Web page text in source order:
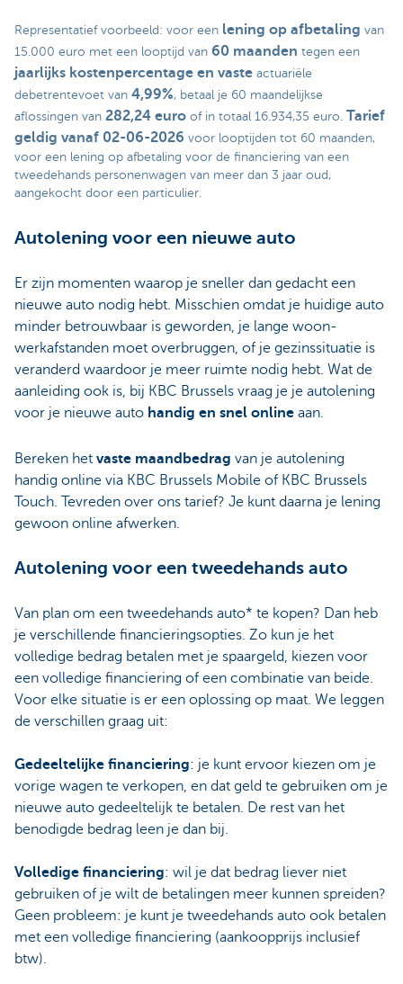
Representatief voorbeeld: voor een lening op afbetaling van
15.000 euro met een looptijd van 60 maanden tegen een
jaarlijks kostenpercentage en vaste actuariële
debetrentevoet van 4,99%, betaal je 60 maandelijkse
aflossingen van 282,24 euro of in totaal 16.934,35 euro. Tarief
geldig vanaf 02-06-2026 voor looptijden tot 60 maanden,
voor een lening op afbetaling voor de financiering van een
tweedehands personenwagen van meer dan 3 jaar oud,
aangekocht door een particulier.
Autolening voor een nieuwe auto
Er zijn momenten waarop je sneller dan gedacht een
nieuwe auto nodig hebt. Misschien omdat je huidige auto
minder betrouwbaar is geworden, je lange woon-
werkafstanden moet overbruggen, of je gezinssituatie is
veranderd waardoor je meer ruimte nodig hebt. Wat de
aanleiding ook is, bij KBC Brussels vraag je je autolening
voor je nieuwe auto handig en snel online aan.
Bereken het vaste maandbedrag van je autolening
handig online via KBC Brussels Mobile of KBC Brussels
Touch. Tevreden over ons tarief? Je kunt daarna je lening
gewoon online afwerken.
Autolening voor een tweedehands auto
Van plan om een tweedehands auto* te kopen? Dan heb
je verschillende financieringsopties. Zo kun je het
volledige bedrag betalen met je spaargeld, kiezen voor
een volledige financiering of een combinatie van beide.
Voor elke situatie is er een oplossing op maat. We leggen
de verschillen graag uit:
Gedeeltelijke financiering: je kunt ervoor kiezen om je
vorige wagen te verkopen, en dat geld te gebruiken om je
nieuwe auto gedeeltelijk te betalen. De rest van het
benodigde bedrag leen je dan bij.
Volledige financiering: wil je dat bedrag liever niet
gebruiken of je wilt de betalingen meer kunnen spreiden?
Geen probleem: je kunt je tweedehands auto ook betalen
met een volledige financiering (aankoopprijs inclusief
btw).